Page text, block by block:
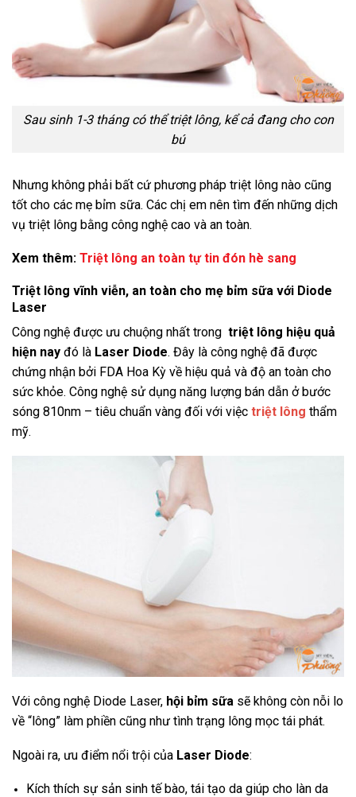
Sau sinh 1-3 tháng có thể triệt lông, kể cả đang cho con
bú
Nhưng không phải bất cứ phương pháp triệt lông nào cũng
tốt cho các mẹ bỉm sữa. Các chị em nên tìm đến những dịch
vụ triệt lông bằng công nghệ cao và an toàn.
Xem thêm: Triệt lông an toàn tự tin đón hè sang
Triệt lông vĩnh viễn, an toàn cho mẹ bỉm sữa với Diode
Laser
Công nghệ được ưu chuộng nhất trong triệt lông hiệu quả
hiện nay đó là Laser Diode. Đây là công nghệ đã được
chứng nhận bởi FDA Hoa Kỳ về hiệu quả và độ an toàn cho
sức khỏe. Công nghệ sử dụng năng lượng bán dẫn ở bước
sóng 810nm – tiêu chuẩn vàng đối với việc triệt lông thẩm
mỹ.
Với công nghệ Diode Laser, hội bỉm sữa sẽ không còn nỗi lo
về “lông” làm phiền cũng như tình trạng lông mọc tái phát.
Ngoài ra, ưu điểm nổi trội của Laser Diode:
Kích thích sự sản sinh tế bào, tái tạo da giúp cho làn da